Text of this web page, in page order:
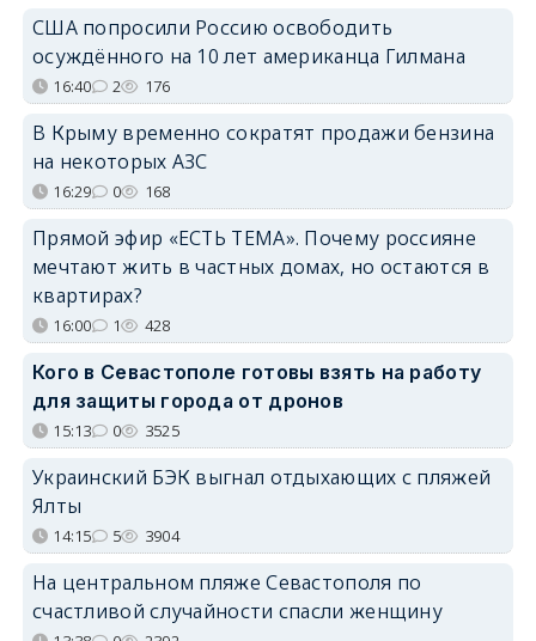
США попросили Россию освободить
осуждённого на 10 лет американца Гилмана
16:40 2 176
В Крыму временно сократят продажи бензина
на некоторых АЗС
16:29 0 168
Прямой эфир «ЕСТЬ ТЕМА». Почему россияне
мечтают жить в частных домах, но остаются в
квартирах?
16:00 1 428
Кого в Севастополе готовы взять на работу
для защиты города от дронов
15:13 0 3525
Украинский БЭК выгнал отдыхающих с пляжей
Ялты
14:15 5 3904
На центральном пляже Севастополя по
счастливой случайности спасли женщину